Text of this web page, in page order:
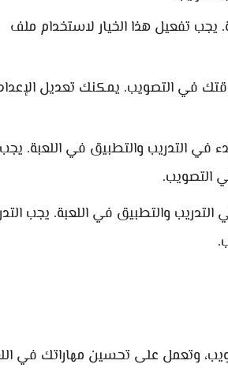
تفعيل هذا الخيار لاستخدام ملف
في التصويب. يمكنك تعديل
في التدريب والتطبيق في اللعبة. يجب
التصويب.
والتطبيق في اللعبة. يجب
وتعمل على تحسين مهاراتك في